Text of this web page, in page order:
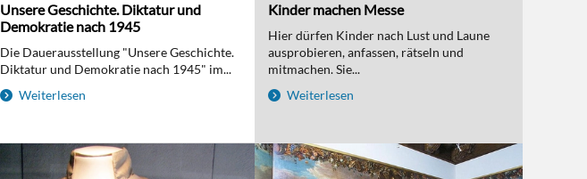
Unsere Geschichte. Diktatur und
Demokratie nach 1945
Die Dauerausstellung "Unsere Geschichte.
Diktatur und Demokratie nach 1945" im...
Weiterlesen
Kinder machen Messe
Hier dürfen Kinder nach Lust und Laune
ausprobieren, anfassen, rätseln und
mitmachen. Sie...
Weiterlesen